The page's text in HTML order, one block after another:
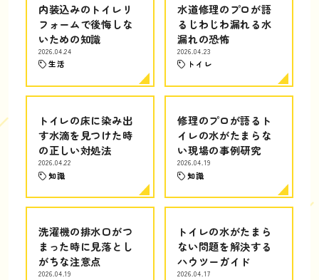
内装込みのトイレリ
フォームで後悔しな
いための知識
2026.04.24
生活
水道修理のプロが語
るじわじわ漏れる水
漏れの恐怖
2026.04.23
トイレ
トイレの床に染み出
す水滴を見つけた時
の正しい対処法
2026.04.22
知識
修理のプロが語るト
イレの水がたまらな
い現場の事例研究
2026.04.19
知識
洗濯機の排水口がつ
まった時に見落とし
がちな注意点
2026.04.19
トイレの水がたまら
ない問題を解決する
ハウツーガイド
2026.04.17